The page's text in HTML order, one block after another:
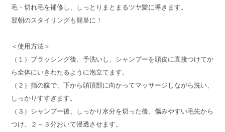
毛・切れ毛を補修し、しっとりまとまるツヤ髪に導きます。
翌朝のスタイリングも簡単に！
＜使用方法＞
（１）ブラッシング後、予洗いし、シャンプーを頭皮に直接つけてか
ら全体にいきわたるように泡立てます。
（２）指の腹で、下から頭頂部に向かってマッサージしながら洗い、
しっかりすすぎます。
（３）シャンプー後、しっかり水分を切った後、傷みやすい毛先から
つけ、２～３分おいて浸透させます。